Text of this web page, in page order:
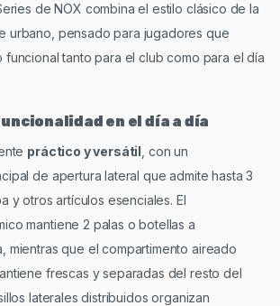
de NOX combina el estilo clásico de la
urbano, pensado para jugadores que
funcional tanto para el club como para el día
en el día a día
práctico y versátil , con un
de apertura lateral que admite hasta 3
y otros artículos esenciales. El
mantiene 2 palas o botellas a
mientras que el compartimento aireado
frescas y separadas del resto del
laterales distribuidos organizan